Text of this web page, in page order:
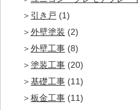
引き戸 (1)
外壁塗装 (2)
外壁工事 (8)
塗装工事 (20)
基礎工事 (11)
板金工事 (11)